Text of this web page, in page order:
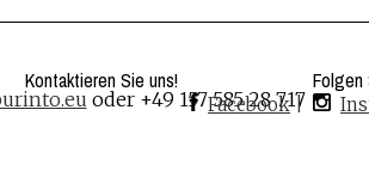
Kontaktieren Sie uns!
oder +49 157 585 28 717
Folgen
Facebook|